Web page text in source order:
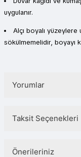
uygulanır.
Alçı boyalı yüzeylere
sökülmemelidir, boyayı
Yorumlar
Taksit Seçenekleri
Önerileriniz